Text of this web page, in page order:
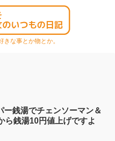
な事とか物とか。
ー銭湯でチェンソーマン＆
ら銭湯10円値上げですよ